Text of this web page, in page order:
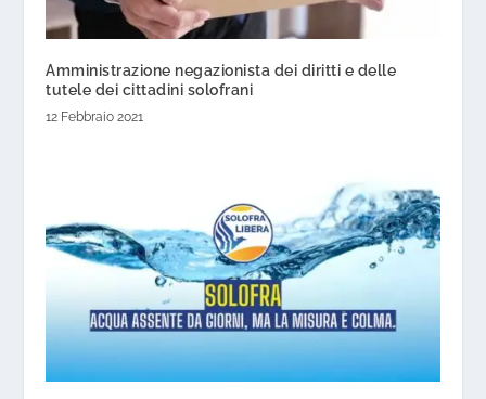
Amministrazione negazionista dei diritti e delle
tutele dei cittadini solofrani
12 Febbraio 2021